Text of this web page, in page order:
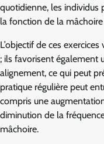
quotidienne, les individus
la fonction de la
L’objectif de ces
; ils favorisent également
alignement, ce qui peut
pratique régulière peut
compris une
diminution de la
mâchoire.